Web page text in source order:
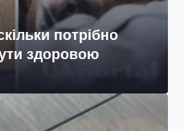
потрібно
здоровою